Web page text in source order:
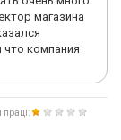
магазина
компания
праці: